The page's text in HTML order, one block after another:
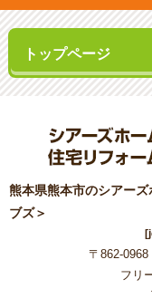
熊本県熊本市のシアー
ブズ＞
〒862-
フリ